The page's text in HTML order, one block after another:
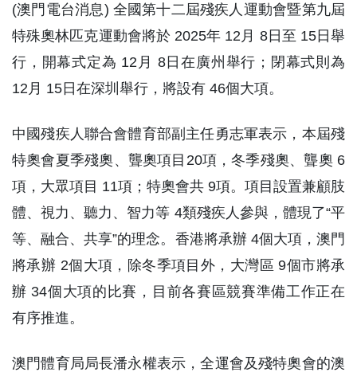
(澳門電台消息) 全國第十二屆殘疾人運動會暨第九屆
特殊奧林匹克運動會將於 2025年 12月 8日至 15日舉
行，開幕式定為 12月 8日在廣州舉行；閉幕式則為
12月 15日在深圳舉行，將設有 46個大項。
中國殘疾人聯合會體育部副主任勇志軍表示，本屆殘
特奧會夏季殘奧、聾奧項目20項，冬季殘奧、聾奧 6
項，大眾項目 11項；特奧會共 9項。項目設置兼顧肢
體、視力、聽力、智力等 4類殘疾人參與，體現了“平
等、融合、共享”的理念。香港將承辦 4個大項，澳門
將承辦 2個大項，除冬季項目外，大灣區 9個市將承
辦 34個大項的比賽，目前各賽區競賽準備工作正在
有序推進。
澳門體育局局長潘永權表示，全運會及殘特奧會的澳